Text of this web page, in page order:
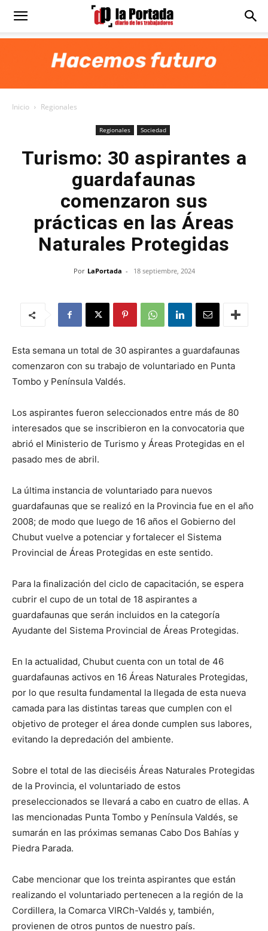
Diario
Inicio Regionales
Regionales Sociedad
Turismo: 30 aspirantes a
guardafaunas
comenzaron sus
prácticas en las Áreas
Naturales Protegidas
Por LaPortada - 18 septiembre, 2024
Esta semana un total de 30 aspirantes a guardafaunas
comenzaron con su trabajo de voluntariado en Punta
Tombo y Península Valdés.
Los aspirantes fueron seleccionados entre más de 80
interesados que se inscribieron en la convocatoria que
abrió el Ministerio de Turismo y Áreas Protegidas en el
pasado mes de abril.
La última instancia de voluntariado para nuevos
guardafaunas que se realizó en la Provincia fue en el año
2008; de modo que luego de 16 años el Gobierno del
Chubut vuelve a potenciar y fortalecer el Sistema
Provincial de Áreas Protegidas en este sentido.
Para la finalización del ciclo de capacitación, se espera
cubrir el cupo de un total de 18 aspirantes a
guardafaunas que serán incluidos en la categoría
Ayudante del Sistema Provincial de Áreas Protegidas.
En la actualidad, Chubut cuenta con un total de 46
guardafaunas activos en 16 Áreas Naturales Protegidas,
por lo que resulta fundamental la llegada de esta nueva
camada para las distintas tareas que cumplen con el
objetivo de proteger el área donde cumplen sus labores,
evitando la depredación del ambiente.
Sobre el total de las dieciséis Áreas Naturales Protegidas
de la Provincia, el voluntariado de estos
preseleccionados se llevará a cabo en cuatro de ellas. A
las mencionadas Punta Tombo y Península Valdés, se
sumarán en las próximas semanas Cabo Dos Bahías y
Piedra Parada.
Cabe mencionar que los treinta aspirantes que están
realizando el voluntariado pertenecen a la región de la
Cordillera, la Comarca VIRCh-Valdés y, también,
provienen de otros puntos de nuestro país.